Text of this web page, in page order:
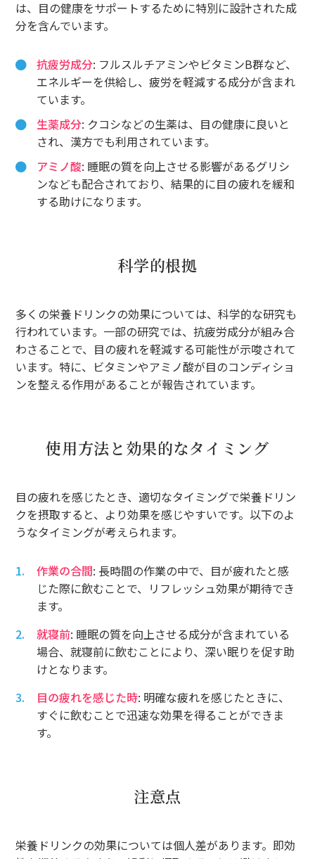
は、目の健康をサポートするために特別に設計された成
分を含んでいます。
抗疲労成分: フルスルチアミンやビタミンB群など、
エネルギーを供給し、疲労を軽減する成分が含まれ
ています。
生薬成分: クコシなどの生薬は、目の健康に良いと
され、漢方でも利用されています。
アミノ酸: 睡眠の質を向上させる影響があるグリシ
ンなども配合されており、結果的に目の疲れを緩和
する助けになります。
科学的根拠
多くの栄養ドリンクの効果については、科学的な研究も
行われています。一部の研究では、抗疲労成分が組み合
わさることで、目の疲れを軽減する可能性が示唆されて
います。特に、ビタミンやアミノ酸が目のコンディショ
ンを整える作用があることが報告されています。
使用方法と効果的なタイミング
目の疲れを感じたとき、適切なタイミングで栄養ドリン
クを摂取すると、より効果を感じやすいです。以下のよ
うなタイミングが考えられます。
作業の合間: 長時間の作業の中で、目が疲れたと感
じた際に飲むことで、リフレッシュ効果が期待でき
ます。
就寝前: 睡眠の質を向上させる成分が含まれている
場合、就寝前に飲むことにより、深い眠りを促す助
けとなります。
目の疲れを感じた時: 明確な疲れを感じたときに、
すぐに飲むことで迅速な効果を得ることができま
す。
注意点
栄養ドリンクの効果については個人差があります。即効